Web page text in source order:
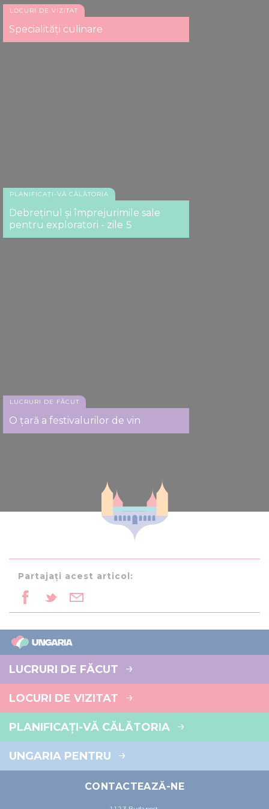
LOCURI DE VIZITAT
Specialități culinare
PLANIFICAȚI-VĂ CĂLĂTORIA
Debreținul și împrejurimile sale
pentru exploratori - zile 5
LUCRURI DE FĂCUT
O țară a festivalurilor de vin
Partajați acest articol:
LUCRURI DE FĂCUT
LOCURI DE VIZITAT
PLANIFICAȚI-VĂ CĂLĂTORIA
UNGARIA PENTRU
CONTACTEAZĂ-NE